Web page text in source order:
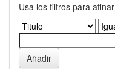
Usa los filtros para